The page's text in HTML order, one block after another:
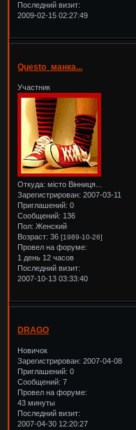
Последний визит:
2009-02-15 02:27:49
Questo_манка...
Участник
Откуда: місто Вінниця...
Зарегистрирован: 2007-03-11
Приглашений: 0
Сообщений: 136
Пол: Женский
Возраст: 36[1989-10-26]
Провел на форуме:
1 день 12 часов
Последний визит:
2007-10-13 03:33:40
DRAGO
Новичок
Зарегистрирован: 2007-04-08
Приглашений: 0
Сообщений: 7
Провел на форуме:
43 минуты
Последний визит:
2007-04-30 12:20:27